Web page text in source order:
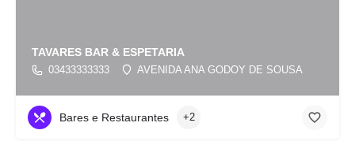
TAVARES BAR & ESPETARIA
03433333333 AVENIDA ANA GODOY DE SOUSA
Bares e Restaurantes +2